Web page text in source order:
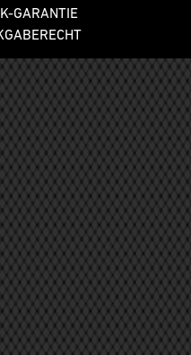
GARANTIE